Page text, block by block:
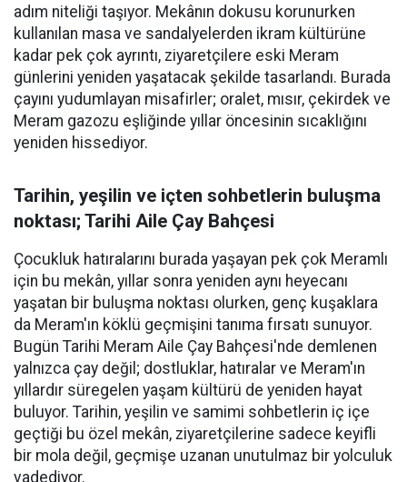
adım niteliği taşıyor. Mekânın dokusu korunurken
kullanılan masa ve sandalyelerden ikram kültürüne
kadar pek çok ayrıntı, ziyaretçilere eski Meram
günlerini yeniden yaşatacak şekilde tasarlandı. Burada
çayını yudumlayan misafirler; oralet, mısır, çekirdek ve
Meram gazozu eşliğinde yıllar öncesinin sıcaklığını
yeniden hissediyor.
Tarihin, yeşilin ve içten sohbetlerin buluşma
noktası; Tarihi Aile Çay Bahçesi
Çocukluk hatıralarını burada yaşayan pek çok Meramlı
için bu mekân, yıllar sonra yeniden aynı heyecanı
yaşatan bir buluşma noktası olurken, genç kuşaklara
da Meram'ın köklü geçmişini tanıma fırsatı sunuyor.
Bugün Tarihi Meram Aile Çay Bahçesi'nde demlenen
yalnızca çay değil; dostluklar, hatıralar ve Meram'ın
yıllardır süregelen yaşam kültürü de yeniden hayat
buluyor. Tarihin, yeşilin ve samimi sohbetlerin iç içe
geçtiği bu özel mekân, ziyaretçilerine sadece keyifli
bir mola değil, geçmişe uzanan unutulmaz bir yolculuk
vadediyor.